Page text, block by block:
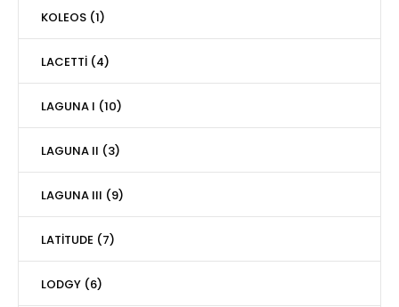
KOLEOS (1)
LACETTİ (4)
LAGUNA I (10)
LAGUNA II (3)
LAGUNA III (9)
LATİTUDE (7)
LODGY (6)